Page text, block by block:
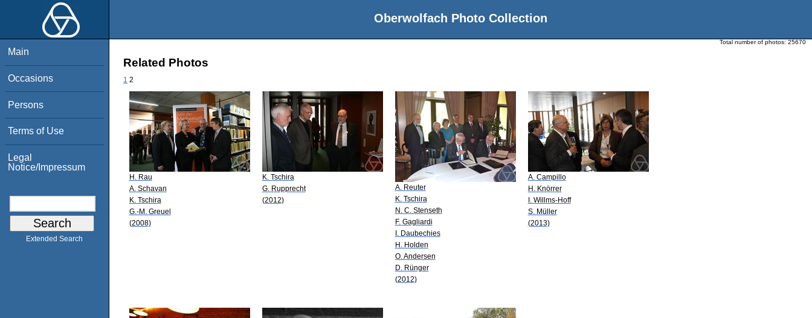
Oberwolfach Photo Collection
Main
Occasions
Persons
Terms of Use
Legal
Notice/Impressum
Extended Search
Total number of photos: 25670
Related Photos
1 2
H. Rau
A. Schavan
K. Tschira
G.-M. Greuel
(2008)
K. Tschira
G. Rupprecht
(2012)
A. Reuter
K. Tschira
N. C. Stenseth
F. Gagliardi
I. Daubechies
H. Holden
O. Andersen
D. Rünger
(2012)
A. Campillo
H. Knörrer
I. Willms-Hoff
S. Müller
(2013)